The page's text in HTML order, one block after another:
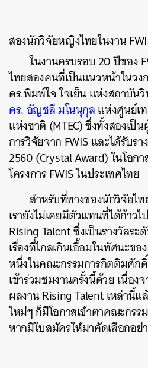
สองนักวิจัยหญิงไทยในงาน
ในงานครบรอบ 20 ปีของ
ไทยสองคนที่เป็นแนวหน้าในวง
ดร.พิมพ์ใจ ใจเย็น แห่งสถาบัน
ดร. อัญชลี มโนนุกุลแห่งศูนย์เ
แห่งชาติ (MTEC) ซึ่งทั้งสองเ
การวิจัยจาก FWIS และได้รับร
2560 (Crystal Award) ในโอก
โครงการ FWIS ในประเทศไทย
สำหรับที่ทางของนักวิจัยไท
เรายังไม่เคยมีตัวแทนที่ได้ก้าว
Rising Talent ซึ่งเป็นรางวัลร
เรื่องที่ไกลเกินเอื้อมในทัศนะข
หนึ่งในคณะกรรมการกิตติมศักดิ์
เข้าร่วมชมงานครั้งนี้ด้วย เนื่อง
ผลงาน Rising Talent เหล่านี้
ใหม่ๆ ก็มีโอกาสเข้าตาคณะกรร
หากมีใบสมัครให้มาคัดเลือกอย่